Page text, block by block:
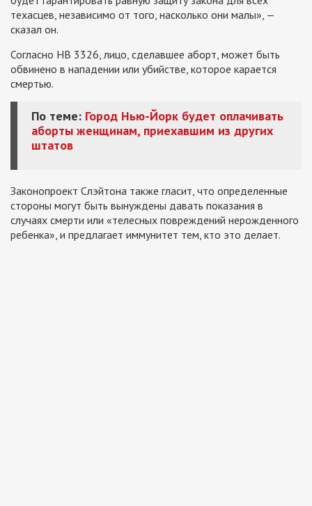
техасцев, независимо от того, насколько они малы», —
сказал он.
Согласно HB 3326, лицо, сделавшее аборт, может быть
обвинено в нападении или убийстве, которое карается
смертью.
По теме: Город Нью-Йорк будет оплачивать
аборты женщинам, приехавшим из других
штатов
Законопроект Слэйтона также гласит, что определенные
стороны могут быть вынуждены давать показания в
случаях смерти или «телесных повреждений нерожденного
ребенка», и предлагает иммунитет тем, кто это делает.